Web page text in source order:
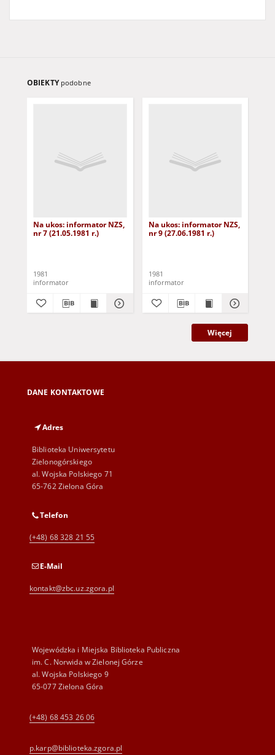
OBIEKTY podobne
Na ukos: informator NZS,
nr 7 (21.05.1981 r.)
1981
informator
Na ukos: informator NZS,
nr 9 (27.06.1981 r.)
1981
informator
Więcej
DANE KONTAKTOWE
Adres
Biblioteka Uniwersytetu
Zielonogórskiego
al. Wojska Polskiego 71
65-762 Zielona Góra
Telefon
(+48) 68 328 21 55
E-Mail
kontakt@zbc.uz.zgora.pl
Wojewódzka i Miejska Biblioteka Publiczna
im. C. Norwida w Zielonej Górze
al. Wojska Polskiego 9
65-077 Zielona Góra
(+48) 68 453 26 06
p.karp@biblioteka.zgora.pl